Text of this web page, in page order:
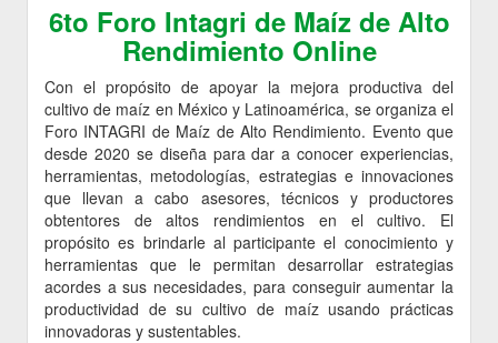
6to Foro Intagri de Maíz de Alto
Rendimiento Online
Con el propósito de apoyar la mejora productiva del
cultivo de maíz en México y Latinoamérica, se organiza el
Foro INTAGRI de Maíz de Alto Rendimiento. Evento que
desde 2020 se diseña para dar a conocer experiencias,
herramientas, metodologías, estrategias e innovaciones
que llevan a cabo asesores, técnicos y productores
obtentores de altos rendimientos en el cultivo. El
propósito es brindarle al participante el conocimiento y
herramientas que le permitan desarrollar estrategias
acordes a sus necesidades, para conseguir aumentar la
productividad de su cultivo de maíz usando prácticas
innovadoras y sustentables.